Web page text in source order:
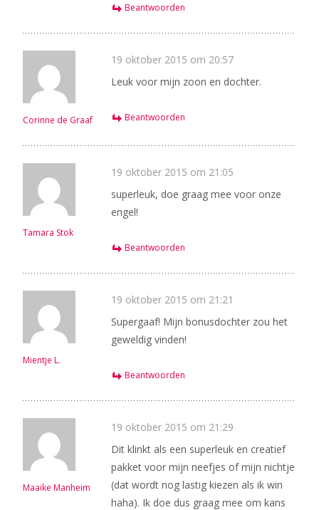
Beantwoorden
Corinne de Graaf
19 oktober 2015 om 20:57
Leuk voor mijn zoon en dochter.
Beantwoorden
Tamara Stok
19 oktober 2015 om 21:05
superleuk, doe graag mee voor onze
engel!
Beantwoorden
Mientje L.
19 oktober 2015 om 21:21
Supergaaf! Mijn bonusdochter zou het
geweldig vinden!
Beantwoorden
Maaike Manheim
19 oktober 2015 om 21:29
Dit klinkt als een superleuk en creatief
pakket voor mijn neefjes of mijn nichtje
(dat wordt nog lastig kiezen als ik win
haha). Ik doe dus graag mee om kans